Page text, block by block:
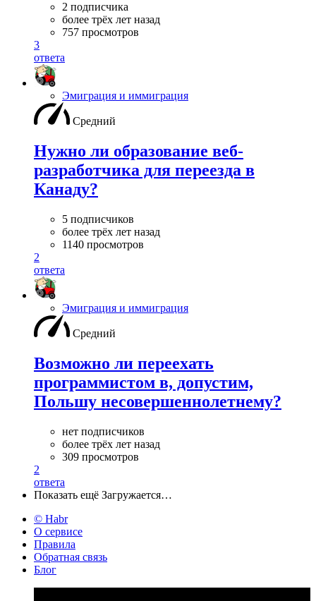
2 подписчика
более трёх лет назад
757 просмотров
3
ответа
Эмиграция и иммиграция
Средний
Нужно ли образование веб-
разработчика для переезда в
Канаду?
5 подписчиков
более трёх лет назад
1140 просмотров
2
ответа
Эмиграция и иммиграция
Средний
Возможно ли переехать
программистом в, допустим,
Польшу несовершеннолетнему?
нет подписчиков
более трёх лет назад
309 просмотров
2
ответа
Показать ещё Загружается…
© Habr
О сервисе
Правила
Обратная связь
Блог